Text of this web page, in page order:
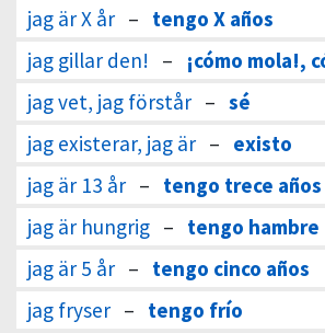
jag är X år – tengo X años
jag gillar den! –
¡cómo mola!,
jag vet, jag förstår – sé
jag existerar, jag är – existo
jag är 13 år – tengo trece años
jag är hungrig – tengo hambre
jag är 5 år – tengo cinco años
jag fryser – tengo frío